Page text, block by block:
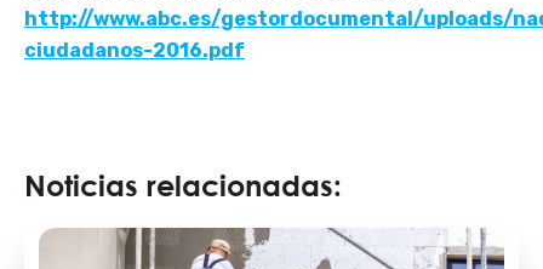
http://www.abc.es/gestordocumental/uploads/
ciudadanos-2016.pdf
Noticias relacionadas: